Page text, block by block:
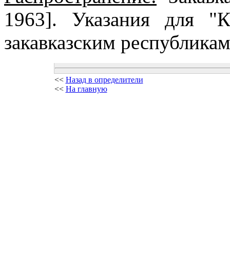
1963]. Указания для
закавказским
<< Назад в определители
<< На главную